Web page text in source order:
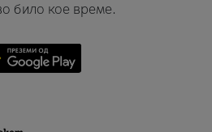
било кое време.